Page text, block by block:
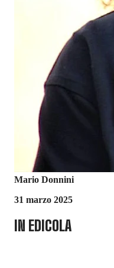
Mario Donnini
31 marzo 2025
IN EDICOLA